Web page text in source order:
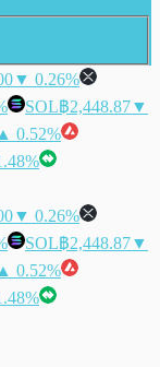
▼ 0.26%
SOL฿2,448.87▼
▲ 0.52%
▼ 0.26%
SOL฿2,448.87▼
▲ 0.52%